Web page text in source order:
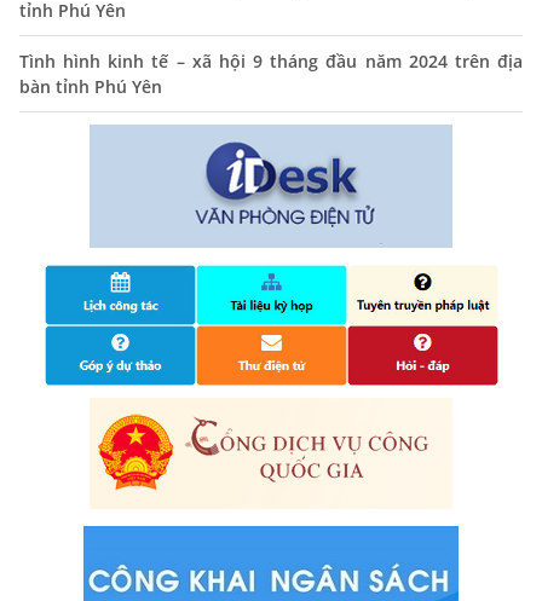
toàn trình trên Hệ thống thông tin giải quyết thủ tục
14/10/2024
tỉnh Phú Yên
Tình hình kinh tế – xã hội 9 tháng đầu năm 2024 trên địa
bàn tỉnh Phú Yên